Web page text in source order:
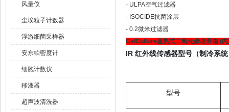
风量仪
尘埃粒子计数器
浮游细菌采样器
安东帕密度计
细胞计数仪
移液器
超声波清洗器
- ULPA空气过滤器
- ISOCIDE抗菌涂层
- 0.2微米过滤器
CelCulture直热式二氧化碳培养箱 (
IR 红外线传感器型号（制冷系
型号